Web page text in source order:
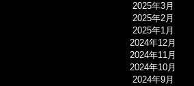
2025年3月
2025年2月
2025年1月
2024年12月
2024年11月
2024年10月
2024年9月